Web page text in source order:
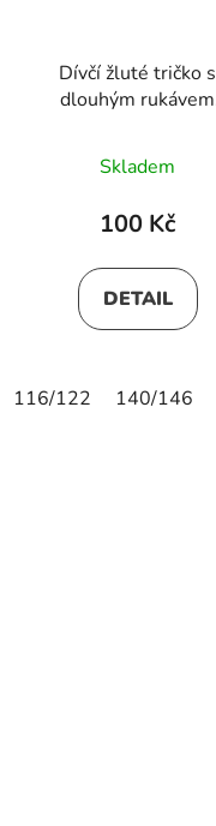
Dívčí žluté tričko s
dlouhým rukávem
Skladem
100 Kč
DETAIL
116/122 140/146